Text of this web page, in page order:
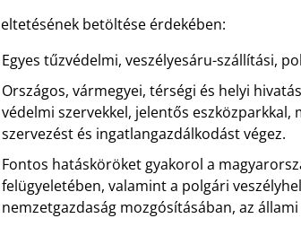
betöltése érdekében:
Egyes tűzvédelmi, veszélyesáru-szállítási,
Országos, vármegyei, térségi és helyi
védelmi szervekkel, jelentős
szervezést és ingatlangazdálkodást végez.
Fontos hatásköröket gyakorol a
felügyeletében, valamint a polgári
nemzetgazdaság mozgósításában, az